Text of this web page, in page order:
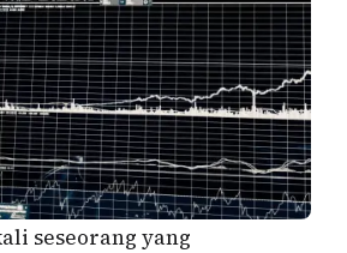
seseorang yang